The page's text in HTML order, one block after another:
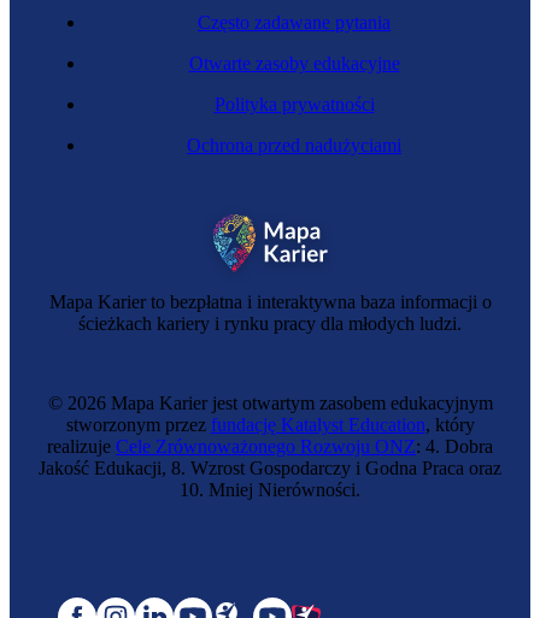
Mapa Karier to bezpłatna i interaktywna baza informacji o
ścieżkach kariery i rynku pracy dla młodych ludzi.
Często zadawane pytania
Otwarte zasoby edukacyjne
Polityka prywatności
Ochrona przed nadużyciami
© 2026 Mapa Karier jest otwartym zasobem edukacyjnym
stworzonym przez fundację Katalyst Education, który
realizuje Cele Zrównoważonego Rozwoju ONZ: 4. Dobra
Jakość Edukacji, 8. Wzrost Gospodarczy i Godna Praca oraz
10. Mniej Nierówności.